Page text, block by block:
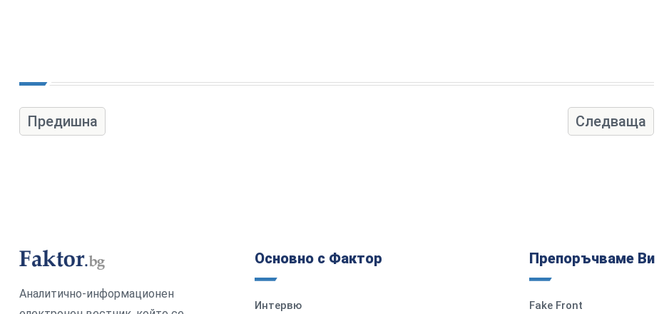
Предишна Следваща
Аналитично-информационен
Основно с Фактор
Интервю
Препоръчваме Ви
Fake Front